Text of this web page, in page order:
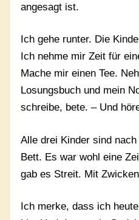
angesagt ist.
Ich gehe runter. Die
Ich nehme mir Zeit für
Mache mir einen Tee.
Losungsbuch und mein
schreibe, bete. – Und
Alle drei Kinder sind
Bett. Es war wohl eine
gab es Streit. Mit
Ich merke, dass ich